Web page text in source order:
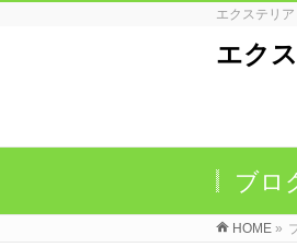
エクステリ
エク
ブロ
HOME »